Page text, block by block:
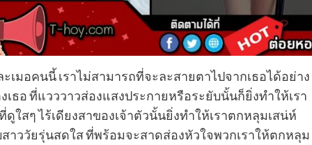
มอคนนี้ เราไม่สามารถที่จะละสายตาไปจากเธอได้อย่าง
ธอ ที่แวววาวส่องแสงประกายหรือระยับนั้นก็ยิ่งทำให้เรา
ใสๆ ไร้เดียงสาของเจ้าตัวนั้นยิ่งทำให้เราตกหลุมเสน่ห์
าววัยรุ่นสดใส ที่พร้อมจะสาดส่องหัวใจพวกเราให้ตกหลุม